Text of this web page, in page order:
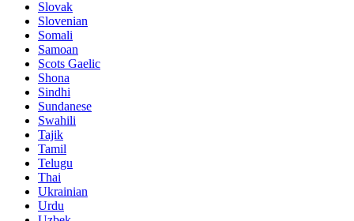
Slovak
Slovenian
Somali
Samoan
Scots Gaelic
Shona
Sindhi
Sundanese
Swahili
Tajik
Tamil
Telugu
Thai
Ukrainian
Urdu